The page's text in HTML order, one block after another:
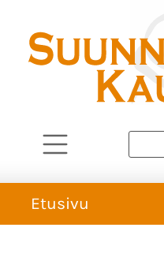
Etusivu